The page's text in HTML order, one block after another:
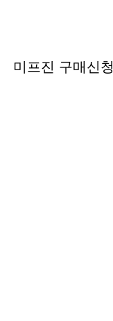
미프진 구매신청